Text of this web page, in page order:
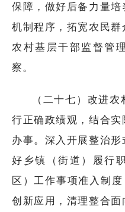
保障，做好后备力量
机制程序，拓宽农民
农村基层干部监督管
察。
（二十七）改进
行正确政绩观，结合
办事。深入开展整治
好乡镇（街道）履行
区）工作事项准入制
创新应用，清理整合